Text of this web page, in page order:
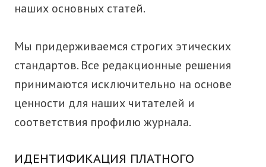
наших основных статей.
Мы придерживаемся строгих этических
стандартов. Все редакционные решения
принимаются исключительно на основе
ценности для наших читателей и
соответствия профилю журнала.
ИДЕНТИФИКАЦИЯ ПЛАТНОГО